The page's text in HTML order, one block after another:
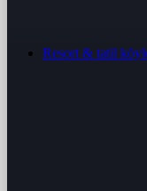
Resort & tatil